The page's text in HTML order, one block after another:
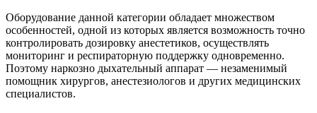
Оборудование данной категории обладает множеством
особенностей, одной из которых является возможность точно
контролировать дозировку анестетиков, осуществлять
мониторинг и респираторную поддержку одновременно.
Поэтому наркозно дыхательный аппарат — незаменимый
помощник хирургов, анестезиологов и других медицинских
специалистов.